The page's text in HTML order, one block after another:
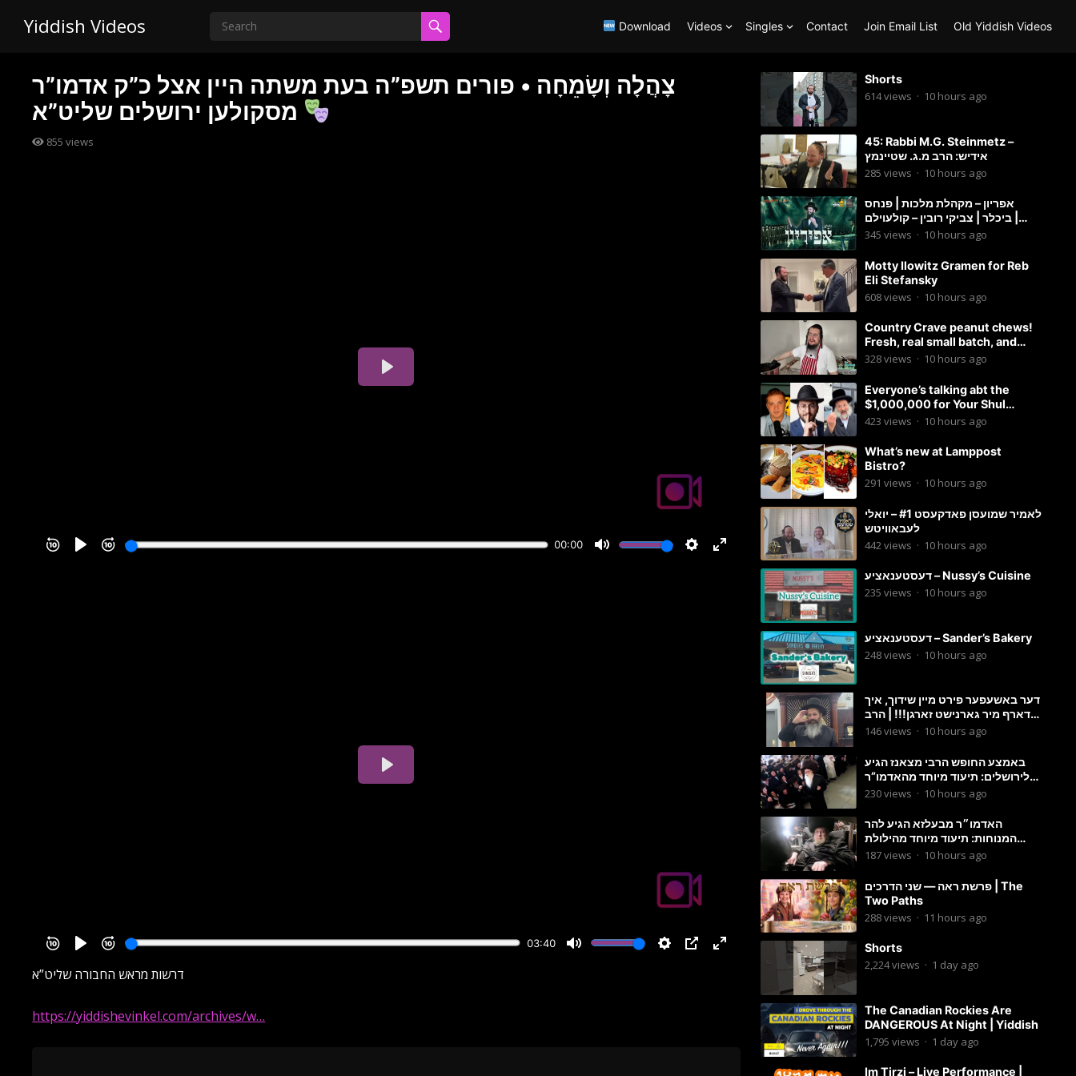
Yiddish Videos Download Videos Singles Contact Join Email List Old Yiddish Videos
צָהֲלָה וְשָׂמֵחָה • פורים תשפ”ה בעת משתה היין אצל כ”ק אדמו”ר
855 views
דרשות מראש החבורה שליט”א
https://yiddishevinkel.com/archives/w…
Shorts
614views · 10 hours ago
45: Rabbi M.G. Steinmetz –
אידיש: הרב מ.ג. שטיינמץ
285 views · 10 hours ago
אפריון – מקהלת מלכות | פנחס
ביכלר | צביקי רובין – קולעוילם |
Malchus Choir, Tzviki Rubin
345 views · 10 hours ago
Motty Ilowitz Gramen for Reb
Eli Stefansky
608views · 10 hours ago
Country Crave peanut chews!
Fresh, real small batch, and
soft! – Status Island
328views · 10 hours ago
Everyone’s talking abt the
$1,000,000 for Your Shul
Tosfos Yom Tov “No Talking by
423 views · 10 hours ago
What’s new at Lamppost
Bistro?
291 views · 10 hours ago
לאמיר שמועסן פאדקעסט #1 – יואלי
לעבאוויטש
442 views · 10 hours ago
דעסטענאציע – Nussy’s Cuisine
235 views · 10 hours ago
דעסטענאציע – Sander’s Bakery
248views · 10 hours ago
דער באשעפער פירט מיין שידוך, איך
דארף מיר גארנישט זארגן!!! | הרב
מענדל ווייס
146views · 10 hours ago
באמצע החופש הרבי מצאנז הגיע
לירושלים: תיעוד מיוחד מהאדמו”ר
בריקוד המצווה טאנץ בשמחת בית
230views · 10 hours ago
האדמו״ר מבעלזא הגיע להר
המנוחות: תיעוד מיוחד מהילולת
הרה״ק רבי אהרון מבעלזא זי״ע
187views · 10 hours ago
פרשת ראה — שני הדרכים | The
Two Paths
288views · 11 hours ago
Shorts
2,224views · 1 day ago
The Canadian Rockies Are
DANGEROUS At Night | Yiddish
1,795 views · 1 day ago
Im Tirzi – Live Performance |